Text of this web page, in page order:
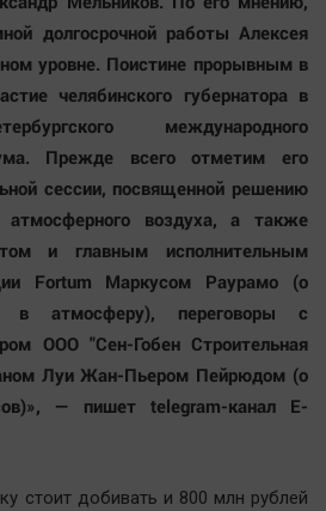
долгосрочной работы Алексея
уровне. Поистине прорывным в
челябинского губернатора в
международного
Прежде всего отметим его
сессии, посвященной решению
атмосферного воздуха, а также
и главным исполнительным
Fortum Маркусом Раурамо (о
в атмосферу), переговоры с
ООО "Сен-Гобен Строительная
Луи Жан-Пьером Пейрюдом (о
— пишет telegram-канал Е-
стоит добивать и 800 млн рублей